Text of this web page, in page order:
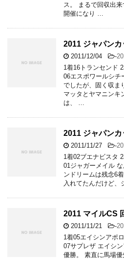
ス。 まるで回収出
開催になり …
2011 ジャパン
2011/12/04 -
1着16トランセンド
06エスポワールシチ
でしたが、固く収ま
マッタとヤマニンキ
は、 …
2011 ジャパンカ
2011/11/27 -
1着02ブエナビスタ
01ジャガーメイル
ンドリームは残念6
入れてたんだけど、
2011 マイルCS
2011/11/21 -
1着05エイシンアポ
07サプレザ エイシ
優勝。 素直に馬場